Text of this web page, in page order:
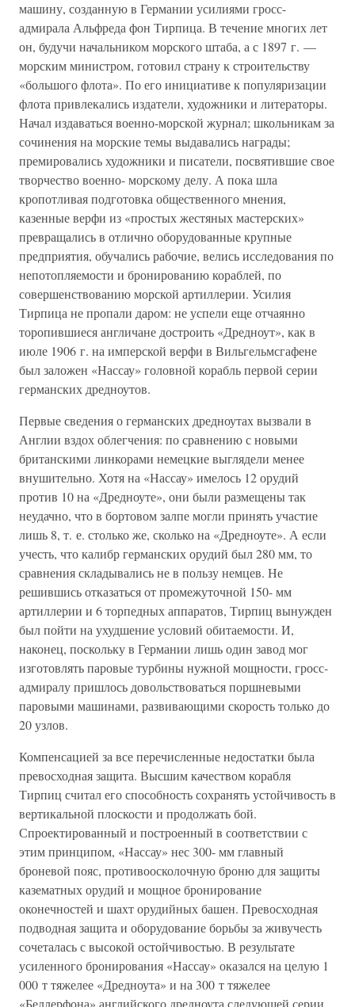
машину, созданную в Германии усилиями гросс-
адмирала Альфреда фон Тирпица. В течение многих лет
он, будучи начальником морского штаба, а с 1897 г. —
морским министром, готовил страну к строительству
«большого флота». По его инициативе к популяризации
флота привлекались издатели, художники и литераторы.
Начал издаваться военно-морской журнал; школьникам за
сочинения на морские темы выдавались награды;
премировались художники и писатели, посвятившие свое
творчество военно- морскому делу. А пока шла
кропотливая подготовка общественного мнения,
казенные верфи из «простых жестяных мастерских»
превращались в отлично оборудованные крупные
предприятия, обучались рабочие, велись исследования по
непотопляемости и бронированию кораблей, по
совершенствованию морской артиллерии. Усилия
Тирпица не пропали даром: не успели еще отчаянно
торопившиеся англичане достроить «Дредноут», как в
июле 1906 г. на имперской верфи в Вильгельмсгафене
был заложен «Нассау» головной корабль первой серии
германских дредноутов.
Первые сведения о германских дредноутах вызвали в
Англии вздох облегчения: по сравнению с новыми
британскими линкорами немецкие выглядели менее
внушительно. Хотя на «Нассау» имелось 12 орудий
против 10 на «Дредноуте», они были размещены так
неудачно, что в бортовом залпе могли принять участие
лишь 8, т. е. столько же, сколько на «Дредноуте». А если
учесть, что калибр германских орудий был 280 мм, то
сравнения складывались не в пользу немцев. Не
решившись отказаться от промежуточной 150- мм
артиллерии и 6 торпедных аппаратов, Тирпиц вынужден
был пойти на ухудшение условий обитаемости. И,
наконец, поскольку в Германии лишь один завод мог
изготовлять паровые турбины нужной мощности, гросс-
адмиралу пришлось довольствоваться поршневыми
паровыми машинами, развивающими скорость только до
20 узлов.
Компенсацией за все перечисленные недостатки была
превосходная защита. Высшим качеством корабля
Тирпиц считал его способность сохранять устойчивость в
вертикальной плоскости и продолжать бой.
Спроектированный и построенный в соответствии с
этим принципом, «Нассау» нес 300- мм главный
броневой пояс, противоосколочную броню для защиты
казематных орудий и мощное бронирование
оконечностей и шахт орудийных башен. Превосходная
подводная защита и оборудование борьбы за живучесть
сочеталась с высокой остойчивостью. В результате
усиленного бронирования «Нассау» оказался на целую 1
000 т тяжелее «Дредноута» и на 300 т тяжелее
«Беллерфона» английского дредноута следующей серии.